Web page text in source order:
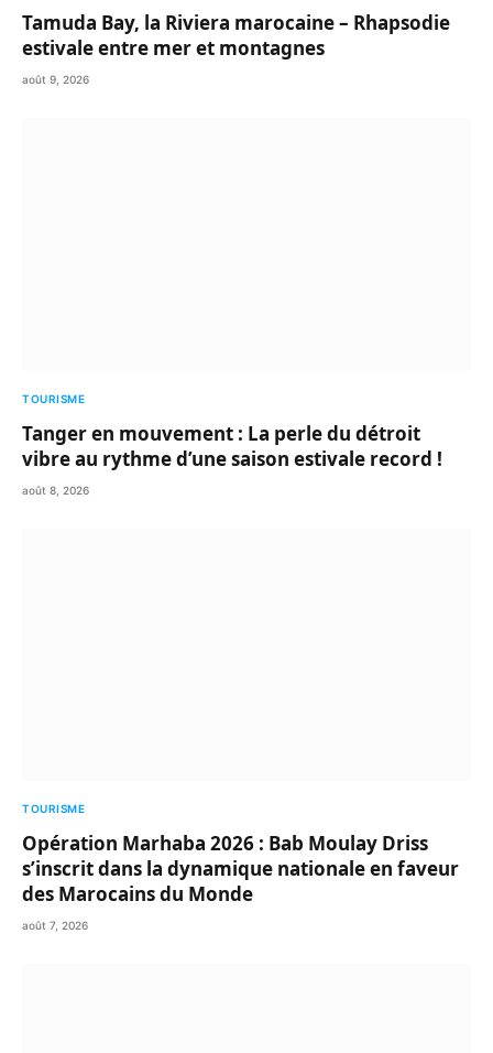
Tamuda Bay, la Riviera marocaine – Rhapsodie
estivale entre mer et montagnes
août 9, 2026
TOURISME
Tanger en mouvement : La perle du détroit
vibre au rythme d’une saison estivale record !
août 8, 2026
TOURISME
Opération Marhaba 2026 : Bab Moulay Driss
s’inscrit dans la dynamique nationale en faveur
des Marocains du Monde
août 7, 2026